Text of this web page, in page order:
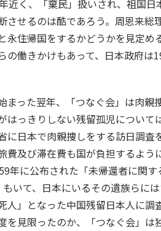
近く、「棄民」扱いされ、祖国
させるのは酷であろう。周恩来
永住帰国をするかどうかを見定め
の働きかけもあって、日本政府
まった翌年、「つなぐ会」は肉
はっきりしない残留孤児につい
に日本で肉親捜しをする訪日調
費及び滞在費も国が負担するよ
年に公布された「未帰還者に関
もいて、日本にいるその遺族らに
人」となった中国残留日本人に
を見限ったのか、「つなぐ会」